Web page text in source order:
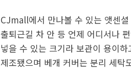
CJmall에서 만나볼 수 있는 앳센
출퇴근길 차 안 등 언제 어디서나
넣을 수 있는 크기라 보관이 용이
제조됐으며 베개 커버는 분리 세